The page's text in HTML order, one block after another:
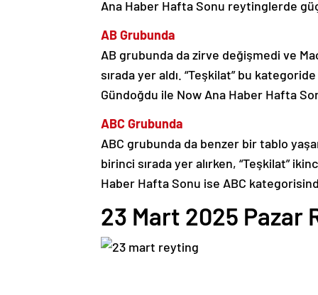
Ana Haber Hafta Sonu reytinglerde
AB Grubunda
AB grubunda da zirve değişmedi ve
sırada yer aldı. “Teşkilat” bu
Gündoğdu ile Now Ana Haber Hafta
ABC Grubunda
ABC grubunda da benzer bir tablo
birinci sırada yer alırken, “Teşkilat”
Haber Hafta Sonu ise ABC
23 Mart 2025 Pazar